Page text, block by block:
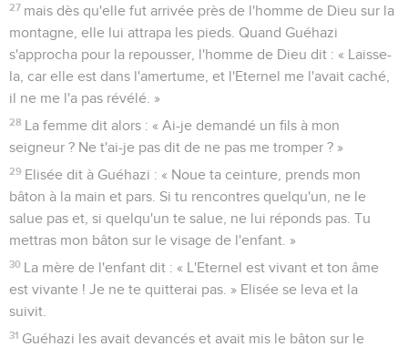
27 mais dès qu'elle fut arrivée près de l'homme de Dieu sur la
montagne, elle lui attrapa les pieds. Quand Guéhazi
s'approcha pour la repousser, l'homme de Dieu dit : « Laisse-
la, car elle est dans l'amertume, et l'Eternel me l'avait caché,
il ne me l'a pas révélé. »
28 La femme dit alors : « Ai-je demandé un fils à mon
seigneur ? Ne t'ai-je pas dit de ne pas me tromper ? »
29 Elisée dit à Guéhazi : « Noue ta ceinture, prends mon
bâton à la main et pars. Si tu rencontres quelqu'un, ne le
salue pas et, si quelqu'un te salue, ne lui réponds pas. Tu
mettras mon bâton sur le visage de l'enfant. »
30 La mère de l'enfant dit : « L'Eternel est vivant et ton âme
est vivante ! Je ne te quitterai pas. » Elisée se leva et la
suivit.
31 Guéhazi les avait devancés et avait mis le bâton sur le